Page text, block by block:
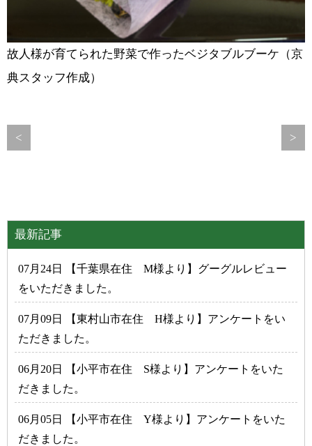
故人様が育てられた野菜で作ったベジタブルブーケ（京
典スタッフ作成）
< >
最新記事
07月24日 【千葉県在住 M様より】グーグルレビュー
をいただきました。
07月09日 【東村山市在住 H様より】アンケートをい
ただきました。
06月20日 【小平市在住 S様より】アンケートをいた
だきました。
06月05日 【小平市在住 Y様より】アンケートをいた
だきました。